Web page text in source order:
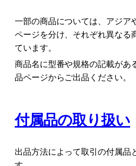
一部の商品については、アジア
ページを分け、それぞれ異なる
ています。
商品名に型番や規格の記載があ
品ページからご出品ください。
付属品の取り扱い
出品方法によって取引の付属品